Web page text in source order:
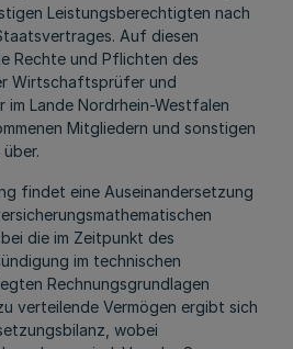
Leistungsberechtigten nach
Auf diesen
Rechte und Pflichten des
Wirtschaftsprüfer und
Lande Nordrhein-Westfalen
Mitgliedern und sonstigen
findet eine Auseinandersetzung
die im Zeitpunkt des
im technischen
Rechnungsgrundlagen
verteilende Vermögen ergibt sich
wobei